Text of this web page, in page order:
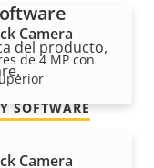
Camera
de 4 MP con
Camera
del producto,
SOFTWARE